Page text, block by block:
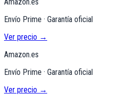
Envío Prime · Garantía oficial
Ver precio →
Amazon.es
Envío Prime · Garantía oficial
Ver precio →